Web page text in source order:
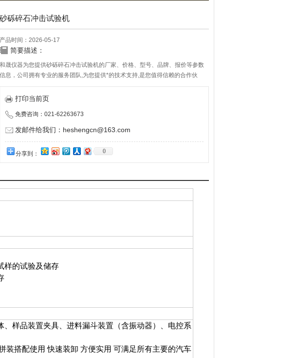
砂砾碎石冲击试验机
产品时间：2026-05-17
简要描述：
和晟仪器为您提供砂砾碎石冲击试验机的厂家、价格、型号、品牌、报价等参数
信息，公司拥有专业的服务团队,为您提供*的技术支持,是您值得信赖的合作伙
伴。
打印当前页
免费咨询：021-62263673
发邮件给我们：heshengcn@163.com
分享到： 0
样的试验及储存
、样品装置夹具、进料漏斗装置（含振动器）、电控系
装搭配使用 快速装卸 方便实用 可满足所有主要的汽车